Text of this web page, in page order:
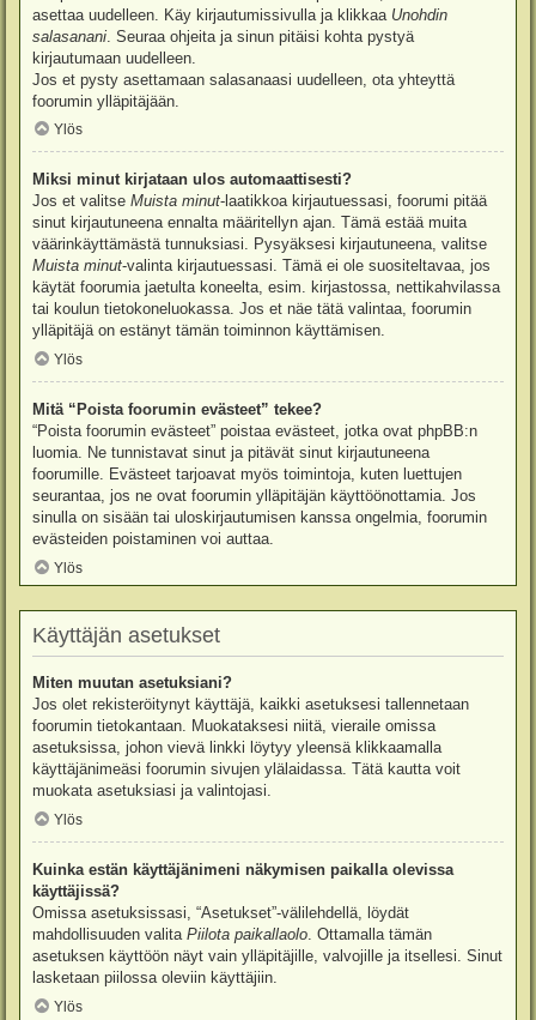
asettaa uudelleen. Käy kirjautumissivulla ja klikkaa Unohdin
salasanani . Seuraa ohjeita ja sinun pitäisi kohta pystyä
kirjautumaan uudelleen.
Jos et pysty asettamaan salasanaasi uudelleen, ota yhteyttä
foorumin ylläpitäjään.
Ylös
Miksi minut kirjataan ulos automaattisesti?
Jos et valitse Muista minut-laatikkoa kirjautuessasi, foorumi pitää
sinut kirjautuneena ennalta määritellyn ajan. Tämä estää muita
väärinkäyttämästä tunnuksiasi. Pysyäksesi kirjautuneena, valitse
Muista minut-valinta kirjautuessasi. Tämä ei ole suositeltavaa, jos
käytät foorumia jaetulta koneelta, esim. kirjastossa, nettikahvilassa
tai koulun tietokoneluokassa. Jos et näe tätä valintaa, foorumin
ylläpitäjä on estänyt tämän toiminnon käyttämisen.
Ylös
Mitä “Poista foorumin evästeet” tekee?
“Poista foorumin evästeet” poistaa evästeet, jotka ovat phpBB:n
luomia. Ne tunnistavat sinut ja pitävät sinut kirjautuneena
foorumille. Evästeet tarjoavat myös toimintoja, kuten luettujen
seurantaa, jos ne ovat foorumin ylläpitäjän käyttöönottamia. Jos
sinulla on sisään tai uloskirjautumisen kanssa ongelmia, foorumin
evästeiden poistaminen voi auttaa.
Ylös
Käyttäjän asetukset
Miten muutan asetuksiani?
Jos olet rekisteröitynyt käyttäjä, kaikki asetuksesi tallennetaan
foorumin tietokantaan. Muokataksesi niitä, vieraile omissa
asetuksissa, johon vievä linkki löytyy yleensä klikkaamalla
käyttäjänimeäsi foorumin sivujen ylälaidassa. Tätä kautta voit
muokata asetuksiasi ja valintojasi.
Ylös
Kuinka estän käyttäjänimeni näkymisen paikalla olevissa
käyttäjissä?
Omissa asetuksissasi, “Asetukset”-välilehdellä, löydät
mahdollisuuden valita Piilota paikallaolo. Ottamalla tämän
asetuksen käyttöön näyt vain ylläpitäjille, valvojille ja itsellesi. Sinut
lasketaan piilossa oleviin käyttäjiin.
Ylös